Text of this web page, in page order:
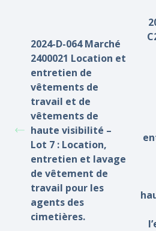
2024-D-064 Marché
2400021 Location et
entretien de
vêtements de
travail et de
vêtements de
haute visibilité –
Lot 7 : Location,
entretien et lavage
de vêtement de
travail pour les
agents des
cimetières.